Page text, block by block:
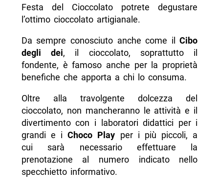
Festa del Cioccolato potrete degustare
l’ottimo cioccolato artigianale.
Da sempre conosciuto anche come ilCibo
degli dei, il cioccolato, soprattutto il
fondente, è famoso anche per la proprietà
benefiche che apporta a chi lo consuma.
Oltre alla travolgente dolcezza del
cioccolato, non mancheranno le attività e il
divertimento con i laboratori didattici per i
grandi e iChoco Play per i più piccoli, a
cui sarà necessario effettuare la
prenotazione al numero indicato nello
specchietto informativo.